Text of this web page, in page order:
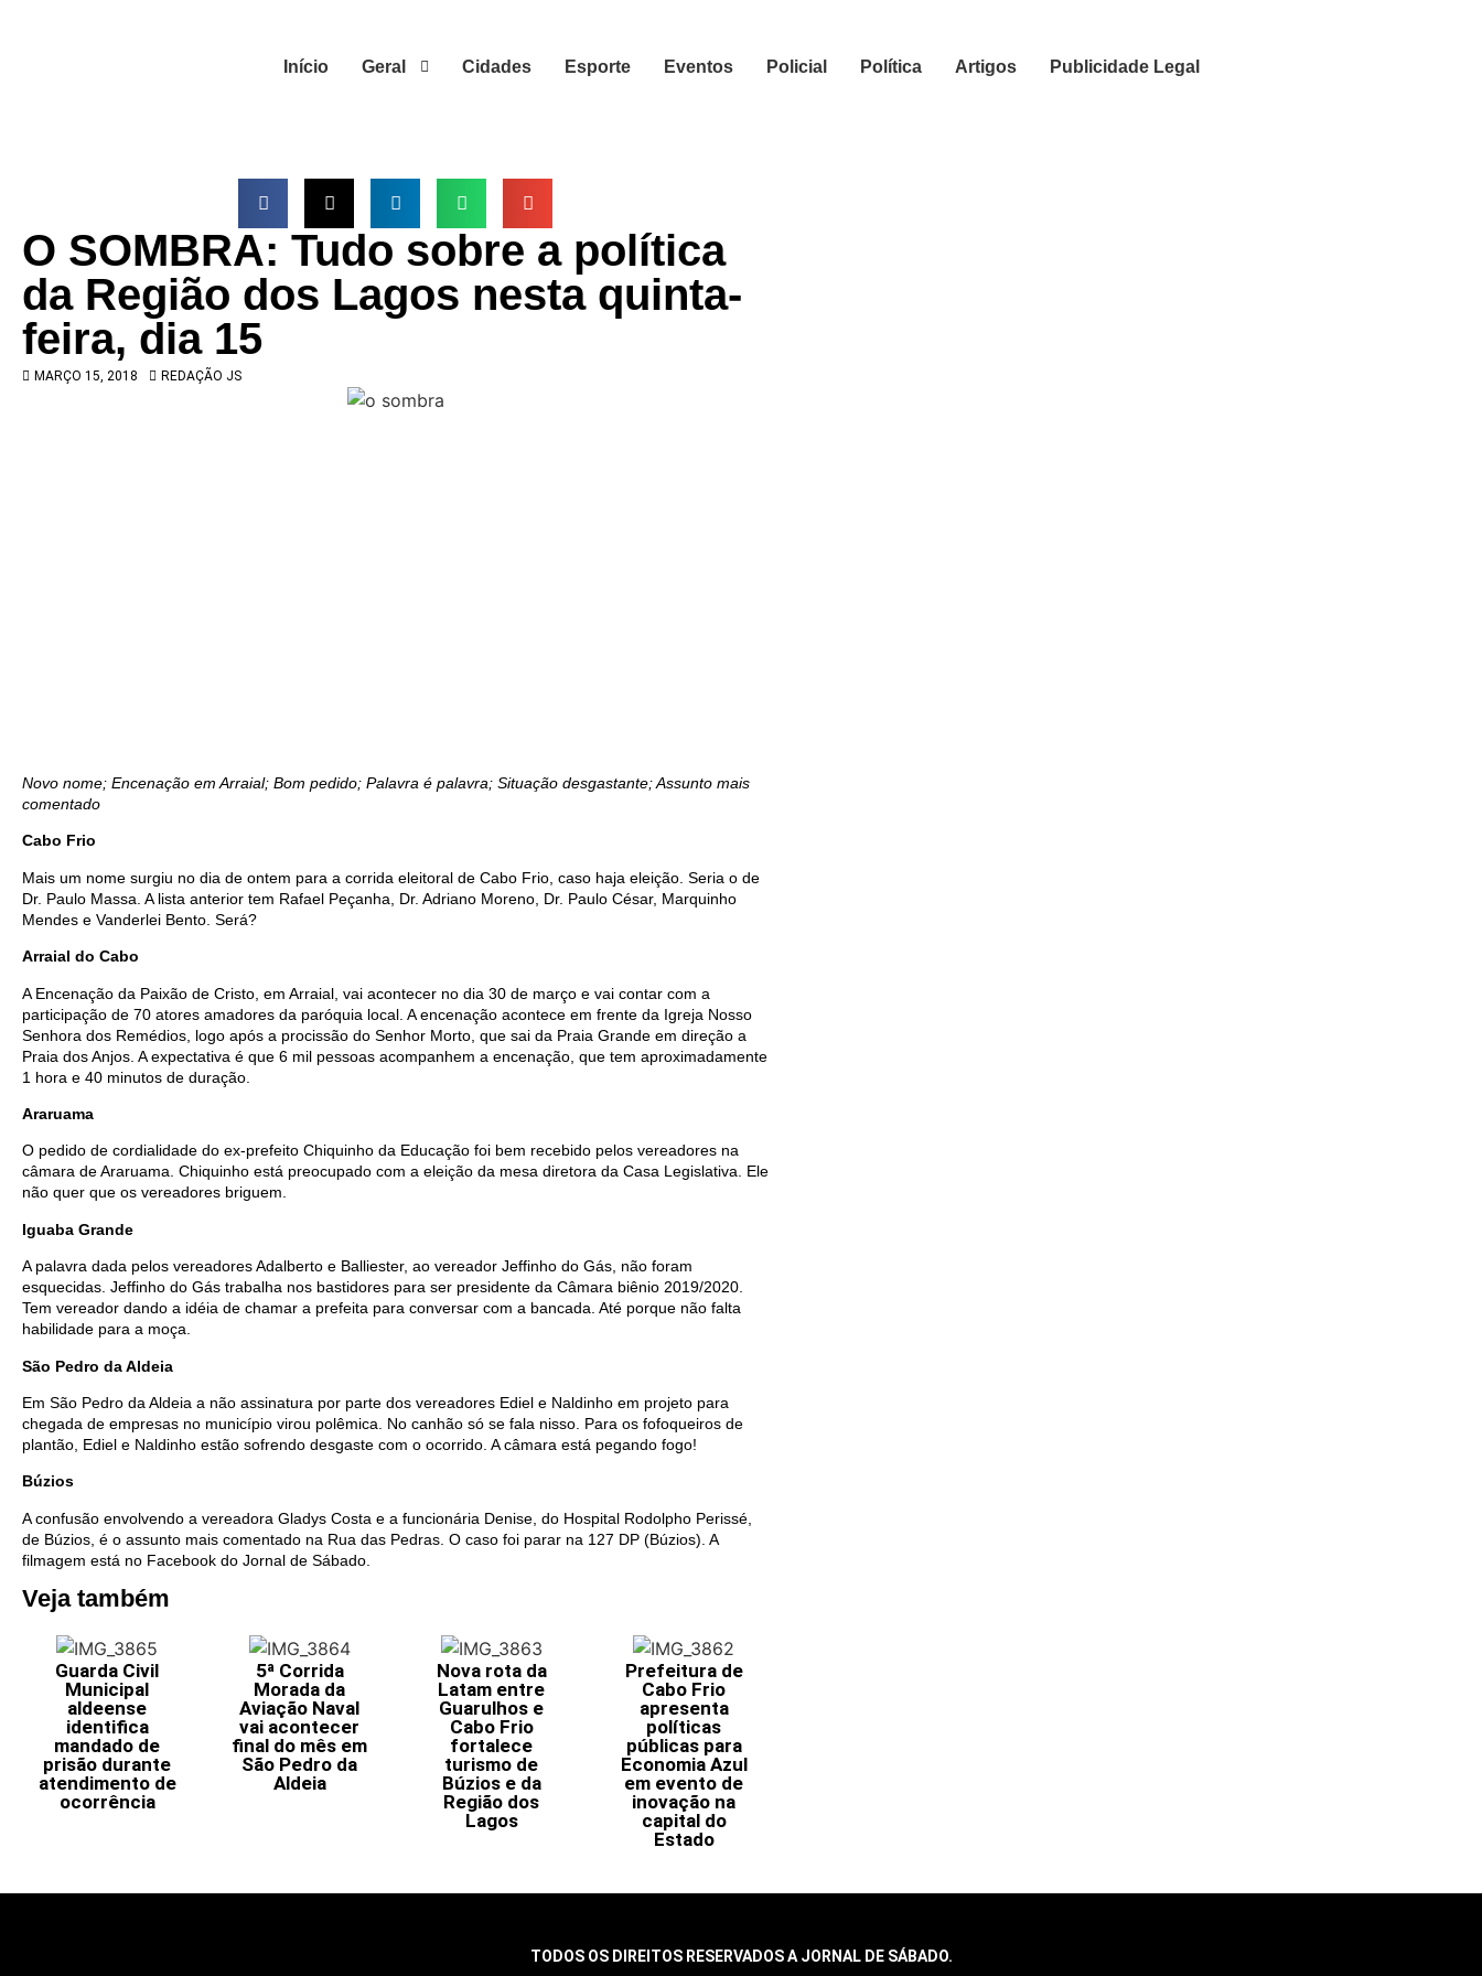
Início Geral Cidades Esporte Eventos Policial Política Artigos Publicidade Legal
O SOMBRA: Tudo sobre a política
da Região dos Lagos nesta quinta-
feira, dia 15
MARÇO 15, 2018 REDAÇÃO JS
Novo nome; Encenação em Arraial; Bom pedido; Palavra é palavra; Situação desgastante; Assunto mais
comentado
Cabo Frio
Mais um nome surgiu no dia de ontem para a corrida eleitoral de Cabo Frio, caso haja eleição. Seria o de
Dr. Paulo Massa. A lista anterior tem Rafael Peçanha, Dr. Adriano Moreno, Dr. Paulo César, Marquinho
Mendes e Vanderlei Bento. Será?
Arraial do Cabo
A Encenação da Paixão de Cristo, em Arraial, vai acontecer no dia 30 de março e vai contar com a
participação de 70 atores amadores da paróquia local. A encenação acontece em frente da Igreja Nosso
Senhora dos Remédios, logo após a procissão do Senhor Morto, que sai da Praia Grande em direção a
Praia dos Anjos. A expectativa é que 6 mil pessoas acompanhem a encenação, que tem aproximadamente
1 hora e 40 minutos de duração.
Araruama
O pedido de cordialidade do ex-prefeito Chiquinho da Educação foi bem recebido pelos vereadores na
câmara de Araruama. Chiquinho está preocupado com a eleição da mesa diretora da Casa Legislativa. Ele
não quer que os vereadores briguem.
Iguaba Grande
A palavra dada pelos vereadores Adalberto e Balliester, ao vereador Jeffinho do Gás, não foram
esquecidas. Jeffinho do Gás trabalha nos bastidores para ser presidente da Câmara biênio 2019/2020.
Tem vereador dando a idéia de chamar a prefeita para conversar com a bancada. Até porque não falta
habilidade para a moça.
São Pedro da Aldeia
Em São Pedro da Aldeia a não assinatura por parte dos vereadores Ediel e Naldinho em projeto para
chegada de empresas no município virou polêmica. No canhão só se fala nisso. Para os fofoqueiros de
plantão, Ediel e Naldinho estão sofrendo desgaste com o ocorrido. A câmara está pegando fogo!
Búzios
A confusão envolvendo a vereadora Gladys Costa e a funcionária Denise, do Hospital Rodolpho Perissé,
de Búzios, é o assunto mais comentado na Rua das Pedras. O caso foi parar na 127 DP (Búzios). A
filmagem está no Facebook do Jornal de Sábado.
Veja também
Guarda Civil
Municipal
aldeense
identifica
mandado de
prisão durante
atendimento de
ocorrência
5ª Corrida
Morada da
Aviação Naval
vai acontecer
final do mês em
São Pedro da
Aldeia
Nova rota da
Latam entre
Guarulhos e
Cabo Frio
fortalece
turismo de
Búzios e da
Região dos
Lagos
Prefeitura de
Cabo Frio
apresenta
políticas
públicas para
Economia Azul
em evento de
inovação na
capital do
Estado
TODOS OS DIREITOS RESERVADOS A JORNAL DE SÁBADO.